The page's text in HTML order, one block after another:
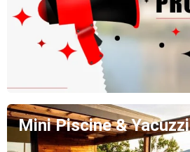
Mini Piscine & Yacuzzi